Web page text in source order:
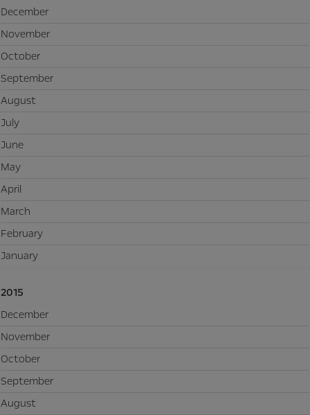
December
November
October
September
August
July
June
May
April
March
February
January
2015
December
November
October
September
August